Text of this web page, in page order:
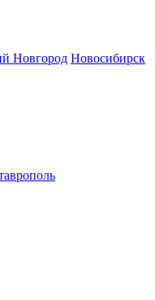
Новгород Новосибирск